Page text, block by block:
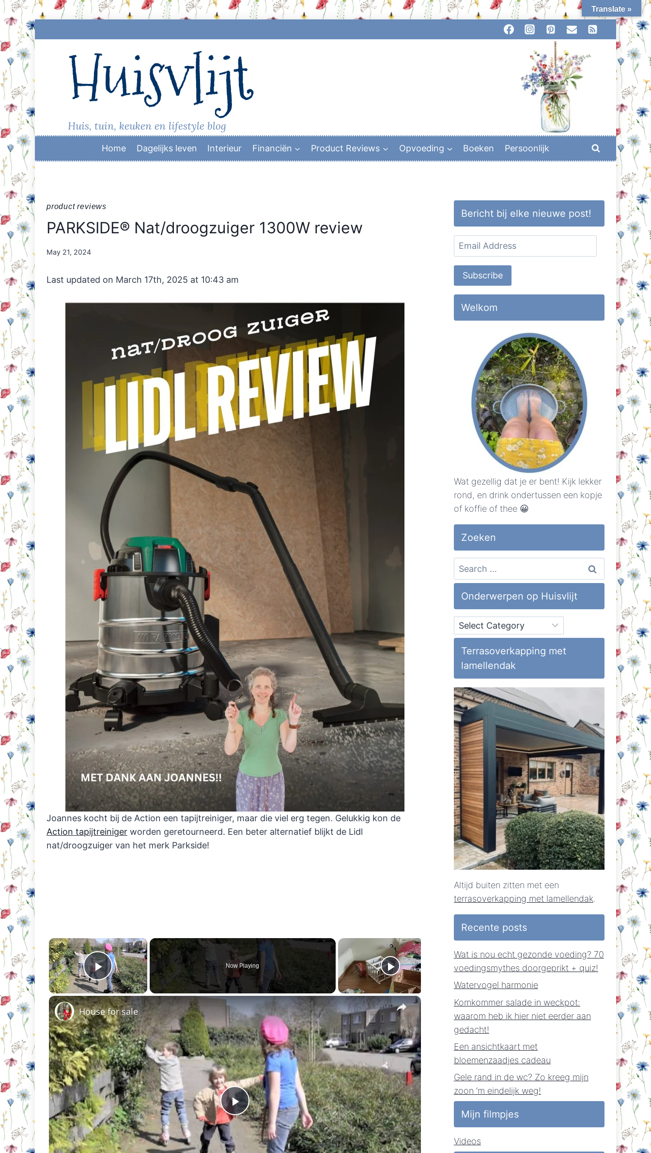
Skip
to
Huisvlijt
Huis, tuin, keuken en lifestyle blog
Home Dagelijks leven Interieur Financiën Product Reviews Opvoeding Boeken Persoonlijk
product reviews
PARKSIDE® Nat/droogzuiger 1300W review
By
May 21, 2024
Last updated on March 17th, 2025 at 10:43 am
Joannes kocht bij de Action een tapijtreiniger, maar die viel erg tegen. Gelukkig kon de
Action tapijtreiniger worden geretourneerd. Een beter alternatief blijkt de Lidl
nat/droogzuiger van het merk Parkside!
×
Play Video
Now Playing
×
Play
Video
House for sale
Bericht bij elke nieuwe post!
Email
Address
Subscribe
Welkom
Wat gezellig dat je er bent! Kijk lekker
rond, en drink ondertussen een kopje
of koffie of thee 😀
Zoeken
Search
for:
Onderwerpen op Huisvlijt
Onderwerpen
op
Huisvlijt
Terrasoverkapping met
lamellendak
Altijd buiten zitten met een
terrasoverkapping met lamellendak.
Recente posts
Wat is nou echt gezonde voeding? 70
voedingsmythes doorgeprikt + quiz!
Watervogel harmonie
Komkommer salade in weckpot:
waarom heb ik hier niet eerder aan
gedacht!
Een ansichtkaart met
bloemenzaadjes cadeau
Gele rand in de wc? Zo kreeg mijn
zoon ‘m eindelijk weg!
Mijn filmpjes
Videos
Translate »